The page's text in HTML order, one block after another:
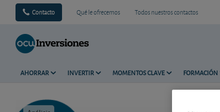
Contacto Qué le ofrecemos Todos nuestros contactos
AHORRAR INVERTIR MOMENTOS CLAVE FORMACIÓN